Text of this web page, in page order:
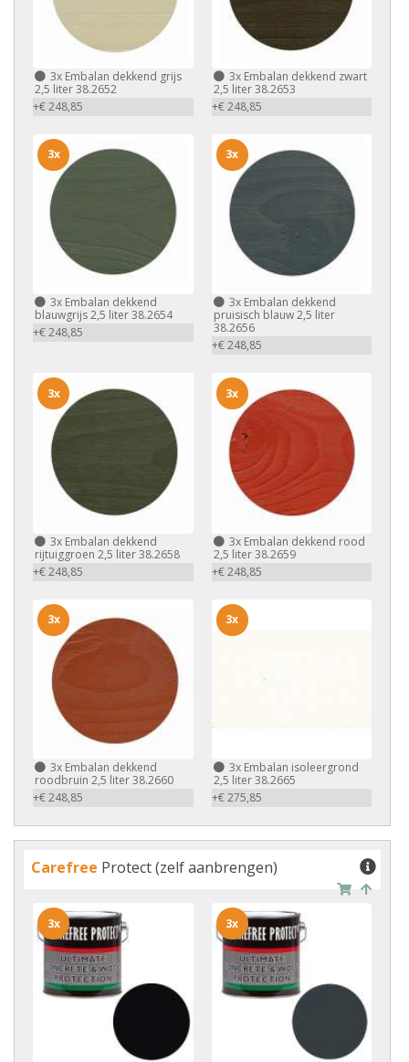
3x Embalan dekkend grijs
2,5 liter 38.2652
+€ 248,85
3xEmbalan dekkend zwart
2,5 liter 38.2653
+€ 248,85
3x Embalan dekkend
blauwgrijs 2,5 liter 38.2654
+€ 248,85
3x
3xEmbalan dekkend
pruisisch blauw 2,5 liter
38.2656
+€ 248,85
3x
3x Embalan dekkend
rijtuiggroen 2,5 liter 38.2658
+€ 248,85
3x
3xEmbalan dekkend rood
2,5 liter 38.2659
+€ 248,85
3x
3x Embalan dekkend
roodbruin 2,5 liter 38.2660
+€ 248,85
3x
3xEmbalan isoleergrond
2,5 liter 38.2665
+€ 275,85
3x
Carefree Protect (zelf aanbrengen)
3x 3x